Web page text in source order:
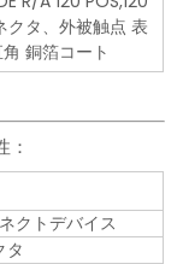
クタ、外被触点 表
銅箔コート
：
クトデバイス
タ